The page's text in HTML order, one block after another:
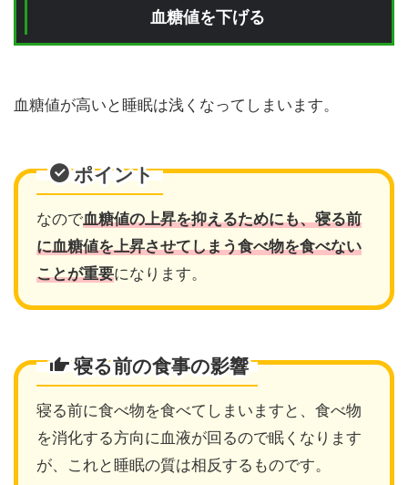
血糖値を下げる
血糖値が高いと睡眠は浅くなってしまいます。
ポイント
なので血糖値の上昇を抑えるためにも、寝る前
に血糖値を上昇させてしまう食べ物を食べない
ことが重要になります。
寝る前の食事の影響
寝る前に食べ物を食べてしまいますと、食べ物
を消化する方向に血液が回るので眠くなります
が、これと睡眠の質は相反するものです。